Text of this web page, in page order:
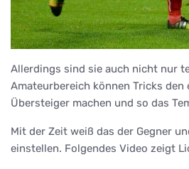
Allerdings sind sie auch nicht nur
Amateurbereich können Tricks
Übersteiger machen und so das
Mit der Zeit weiß das der Gegner
einstellen. Folgendes Video zeigt